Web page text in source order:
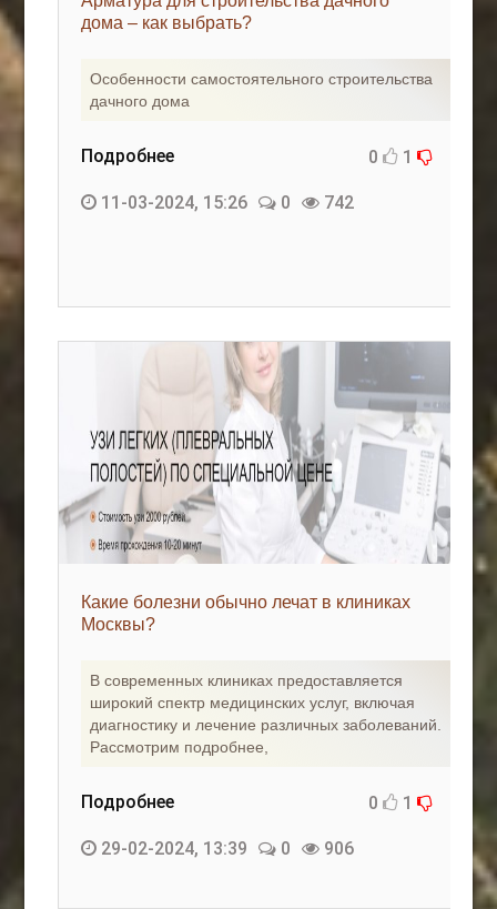
дома – как выбрать?
Особенности самостоятельного строительства
дачного дома
Подробнее 0 1
11-03-2024, 15:26 0 742
Какие болезни обычно лечат в клиниках
Москвы?
В современных клиниках предоставляется
широкий спектр медицинских услуг, включая
диагностику и лечение различных заболеваний.
Рассмотрим подробнее,
Подробнее 0 1
29-02-2024, 13:39 0 906